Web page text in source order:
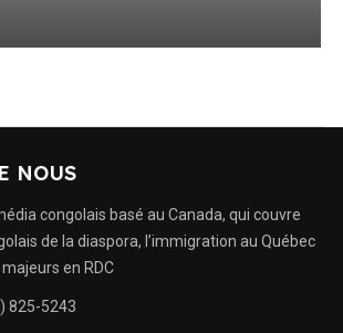
NOUS
congolais basé au Canada, qui couvre
de la diaspora, l’immigration au Québec
en RDC
825-5243